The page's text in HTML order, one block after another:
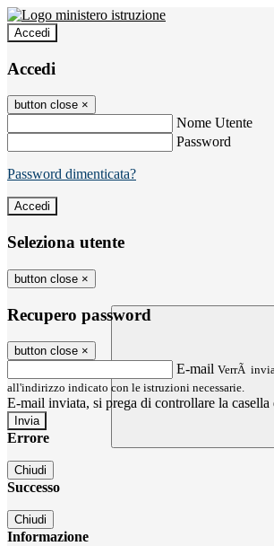
Accedi
Accedi
button close ×
Nome Utente
Password
Password dimenticata?
Seleziona utente
button close ×
Recupero password
button close ×
E-mail VerrÃ
all'indirizzo indicato con le istruzioni necessarie.
E-mail inviata, si prega di controllare la casella
Errore
Chiudi
Successo
Chiudi
Informazione